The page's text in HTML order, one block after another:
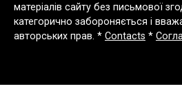
матеріалів сайту без письмової
категорично забороняється і
авторських прав. * Contacts *